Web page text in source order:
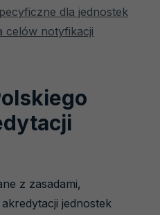
dla jednostek
celów notyfikacji
z zasadami,
jednostek